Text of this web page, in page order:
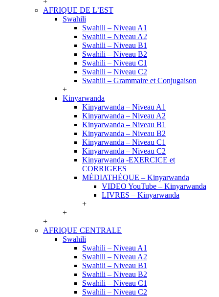
AFRIQUE DE L’EST
Swahili
Swahili – Niveau A1
Swahili – Niveau A2
Swahili – Niveau B1
Swahili – Niveau B2
Swahili – Niveau C1
Swahili – Niveau C2
Swahili – Grammaire et Conjugaison
+
Kinyarwanda
Kinyarwanda – Niveau A1
Kinyarwanda – Niveau A2
Kinyarwanda – Niveau B1
Kinyarwanda – Niveau B2
Kinyarwanda – Niveau C1
Kinyarwanda – Niveau C2
Kinyarwanda -EXERCICE et
CORRIGEES
MÉDIATHÈQUE – Kinyarwanda
VIDEO YouTube – Kinyarwanda
LIVRES – Kinyarwanda
+
+
+
AFRIQUE CENTRALE
Swahili
Swahili – Niveau A1
Swahili – Niveau A2
Swahili – Niveau B1
Swahili – Niveau B2
Swahili – Niveau C1
Swahili – Niveau C2